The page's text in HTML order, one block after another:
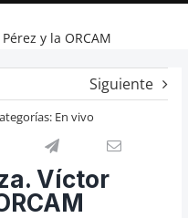
y la ORCAM
Siguiente
En vivo
Víctor